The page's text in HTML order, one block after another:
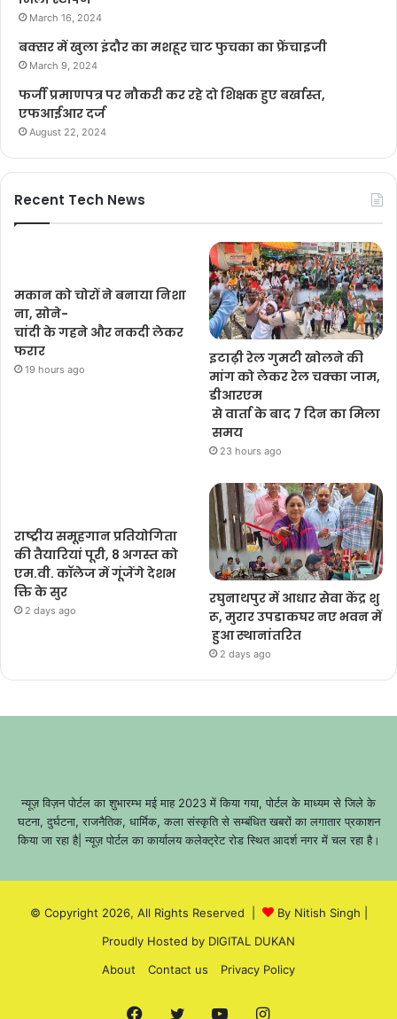
March 16, 2024
बक्सर में खुला इंदौर का मशहूर चाट फुचका का फ्रेंचाइजी
March 9, 2024
फर्जी प्रमाणपत्र पर नौकरी कर रहे दो शिक्षक हुए बर्खास्त,
एफआईआर दर्ज
August 22, 2024
Recent Tech News
मकान को चोरों ने बनाया निशा
ना, सोने-
चांदी के गहने और नकदी लेकर
फरार
19 hours ago
इटाढ़ी रेल गुमटी खोलने की
मांग को लेकर रेल चक्का जाम,
डीआरएम
से वार्ता के बाद 7 दिन का मिला
समय
23 hours ago
राष्ट्रीय समूहगान प्रतियोगिता
की तैयारियां पूरी, 8 अगस्त को
एम.वी. कॉलेज में गूंजेंगे देशभ
क्ति के सुर
2 days ago
रघुनाथपुर में आधार सेवा केंद्र शु
रू, मुरार उपडाकघर नए भवन में
हुआ स्थानांतरित
2 days ago
न्यूज़ विज़न पोर्टल का शुभारम्भ मई माह 2023 में किया गया, पोर्टल के माध्यम से जिले के
घटना, दुर्घटना, राजनैतिक, धार्मिक, कला संस्कृति से सम्बंधित खबरों का लगातार प्रकाशन
किया जा रहा है| न्यूज़ पोर्टल का कार्यालय कलेक्ट्रेट रोड स्थित आदर्श नगर में चल रहा है।
© Copyright 2026, All Rights Reserved | By Nitish Singh
Proudly Hosted by DIGITAL DUKAN
About
Contact us Privacy Policy
Facebook
Twitter YouTubeInstagram